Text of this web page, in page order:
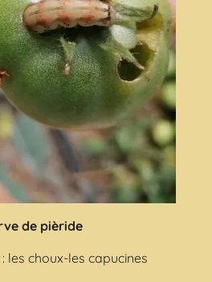
de pièride
les choux-les capucines